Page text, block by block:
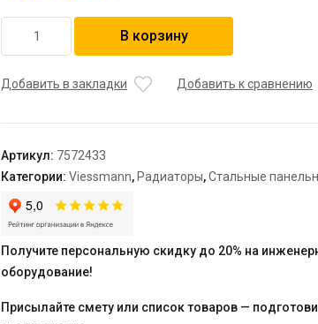
товара
тип
800
"Universalheizkorper"
(Viessmann)
универсальный
В корзину
Добавить в закладки Добавить к сравнению
Артикул: 7572433
Категории: Viessmann, Радиаторы,Стальные
Получите персональную скидку до 20% на
оборудование!
Присылайте смету или список товаров —